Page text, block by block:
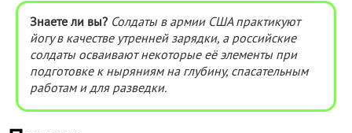
Знаете ли вы? Солдаты в армии США практикуют
йогу в качестве утренней зарядки, а российские
солдаты осваивают некоторые её элементы при
подготовке к ныряниям на глубину, спасательным
работам и для разведки.